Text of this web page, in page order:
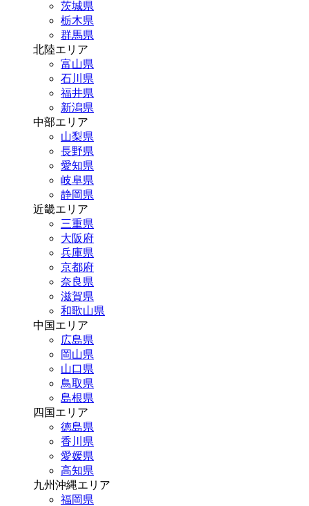
茨城県
栃木県
群馬県
北陸エリア
富山県
石川県
福井県
新潟県
中部エリア
山梨県
長野県
愛知県
岐阜県
静岡県
近畿エリア
三重県
大阪府
兵庫県
京都府
奈良県
滋賀県
和歌山県
中国エリア
広島県
岡山県
山口県
鳥取県
島根県
四国エリア
徳島県
香川県
愛媛県
高知県
九州沖縄エリア
福岡県